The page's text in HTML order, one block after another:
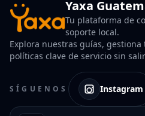
Yaxa
Tu plataforma de
soporte local.
Explora nuestras guías, gestiona
políticas clave de servicio sin
SÍGUENOS Instagram